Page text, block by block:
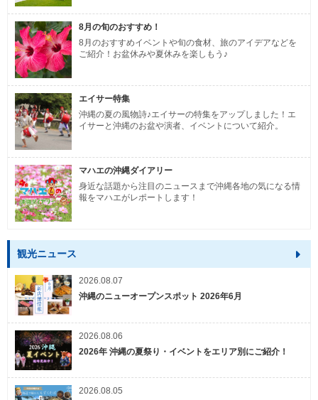
8月の旬のおすすめ！
8月のおすすめイベントや旬の食材、旅のアイデアなどを
ご紹介！お盆休みや夏休みを楽しもう♪
エイサー特集
沖縄の夏の風物詩♪エイサーの特集をアップしました！エ
イサーと沖縄のお盆や演者、イベントについて紹介。
マハエの沖縄ダイアリー
身近な話題から注目のニュースまで沖縄各地の気になる情
報をマハエがレポートします！
観光ニュース
2026.08.07
沖縄のニューオープンスポット 2026年6月
2026.08.06
2026年 沖縄の夏祭り・イベントをエリア別にご紹介！
2026.08.05